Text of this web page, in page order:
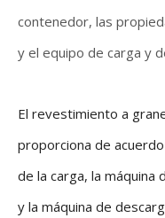
contenedor, las
y el equipo de carga y
El revestimiento a
proporciona de
de la carga, la máquina
y la máquina de